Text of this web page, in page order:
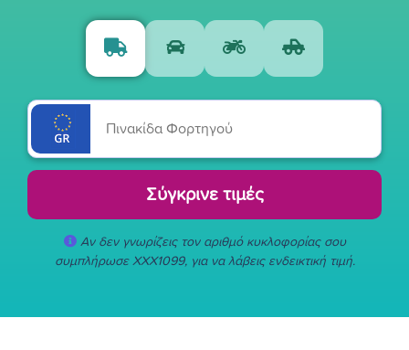
Σύγκρινε τιμές
Αν δεν γνωρίζεις τον αριθμό κυκλοφορίας σου
συμπλήρωσε XXX1099, για να λάβεις ενδεικτική τιμή.